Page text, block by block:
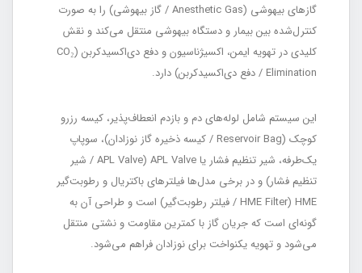
گازهای بیهوشی (Anesthetic Gas / گاز بیهوشی) را به صورت
کنترل‌شده بین بیمار و دستگاه بیهوشی منتقل می‌کند و نقش
کلیدی در تهویه ایمن، اکسیژناسیون و دفع دی‌اکسیدکربن (CO₂
Elimination / دفع دی‌اکسیدکربن) دارد.
این سیستم شامل لوله‌های دم و بازدم انعطاف‌پذیر، کیسه رزرو
کوچک (Reservoir Bag / کیسه ذخیره گاز نوزادان)، سوپاپ
یک‌طرفه، شیر تنظیم فشار یا APL Valve (APL Valve / شیر
تنظیم فشار) و در برخی مدل‌ها فیلترهای باکتریال و رطوبت‌گیر
HME (HME Filter / فیلتر رطوبت‌گیر) است و طراحی آن به
گونه‌ای است که جریان گاز با کمترین مقاومت و نشتی منتقل
می‌شود و تهویه یکنواخت برای نوزادان فراهم می‌شود.